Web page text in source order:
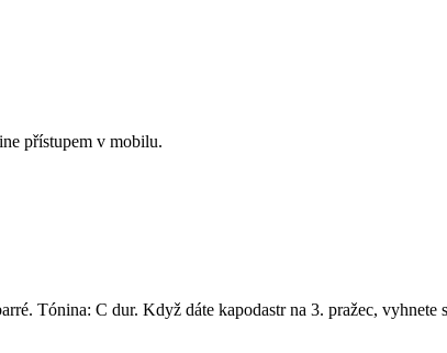
přístupem v mobilu.
Tónina: C dur. Když dáte kapodastr na 3. pražec, vyhnete